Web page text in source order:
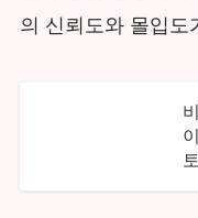
의 신뢰도와 몰입도